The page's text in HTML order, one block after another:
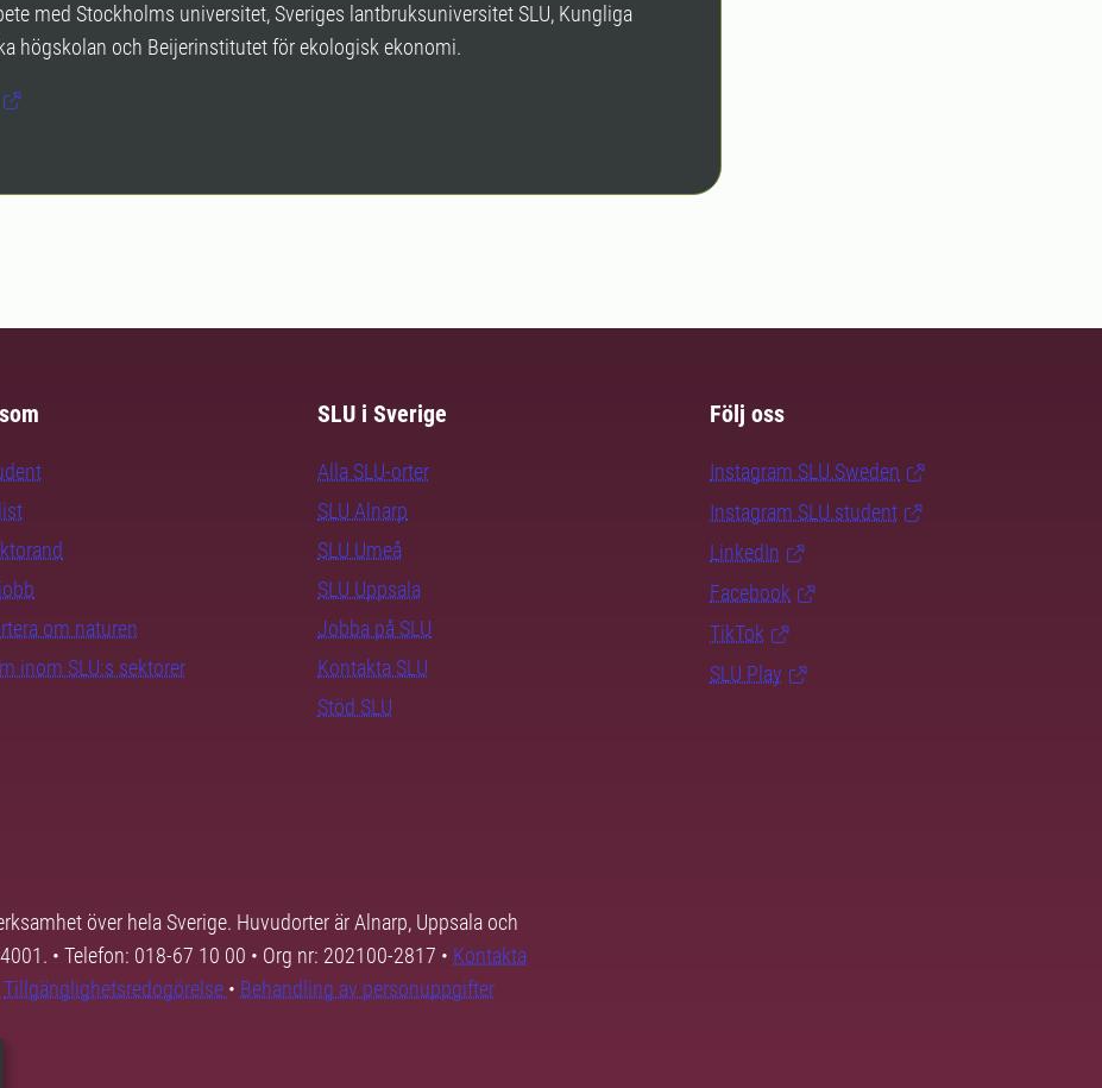
med Stockholms universitet, Sveriges lantbruksuniversitet SLU, Kungliga
högskolan och Beijerinstitutet för ekologisk ekonomi.
om naturen
inom SLU:s sektorer
SLU i Sverige
Alla SLU-orter
SLU Alnarp
SLU Umeå
SLU Uppsala
Jobba på SLU
Kontakta SLU
Stöd SLU
Följ oss
Instagram SLU.Sweden
Instagram SLU.student
LinkedIn
Facebook
TikTok
SLU Play
över hela Sverige. Huvudorter är Alnarp, Uppsala och
• Telefon: 018-67 10 00 • Org nr: 202100-2817 • Kontakta
Tillgänglighetsredogörelse • Behandling av personuppgifter